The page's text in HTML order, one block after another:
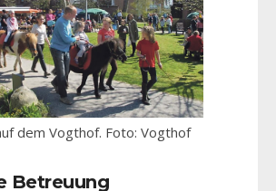
dem Vogthof. Foto: Vogthof
Betreuung